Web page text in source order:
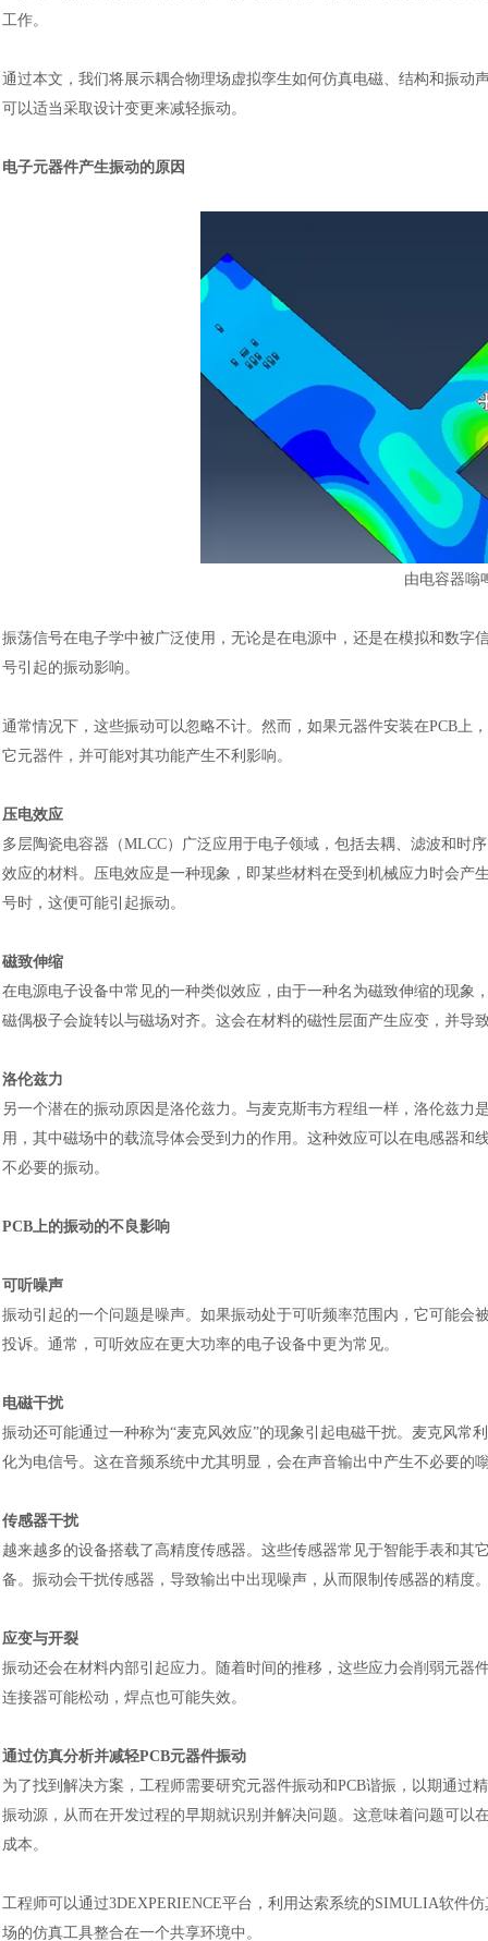
工作。
通过本文，我们将展示耦合物理场虚拟孪生如何仿真电磁、结构和振
可以适当采取设计变更来减轻振动。
电子元器件产生振动的原因
由电容器嗡
振荡信号在电子学中被广泛使用，无论是在电源中，还是在模拟和数
号引起的振动影响。
通常情况下，这些振动可以忽略不计。然而，如果元器件安装在PCB上
它元器件，并可能对其功能产生不利影响。
压电效应
多层陶瓷电容器（MLCC）广泛应用于电子领域，包括去耦、滤波和时
效应的材料。压电效应是一种现象，即某些材料在受到机械应力时会
号时，这便可能引起振动。
磁致伸缩
在电源电子设备中常见的一种类似效应，由于一种名为磁致伸缩的现
磁偶极子会旋转以与磁场对齐。这会在材料的磁性层面产生应变，并导
洛伦兹力
另一个潜在的振动原因是洛伦兹力。与麦克斯韦方程组一样，洛伦兹
用，其中磁场中的载流导体会受到力的作用。这种效应可以在电感器
不必要的振动。
PCB上的振动的不良影响
可听噪声
振动引起的一个问题是噪声。如果振动处于可听频率范围内，它可能
投诉。通常，可听效应在更大功率的电子设备中更为常见。
电磁干扰
振动还可能通过一种称为“麦克风效应”的现象引起电磁干扰。麦克风常
化为电信号。这在音频系统中尤其明显，会在声音输出中产生不必要的
传感器干扰
越来越多的设备搭载了高精度传感器。这些传感器常见于智能手表和其
备。振动会干扰传感器，导致输出中出现噪声，从而限制传感器的精度
应变与开裂
振动还会在材料内部引起应力。随着时间的推移，这些应力会削弱元器
连接器可能松动，焊点也可能失效。
通过仿真分析并减轻PCB元器件振动
为了找到解决方案，工程师需要研究元器件振动和PCB谐振，以期通过
振动源，从而在开发过程的早期就识别并解决问题。这意味着问题可
成本。
工程师可以通过3DEXPERIENCE平台，利用达索系统的SIMULIA软件
场的仿真工具整合在一个共享环境中。